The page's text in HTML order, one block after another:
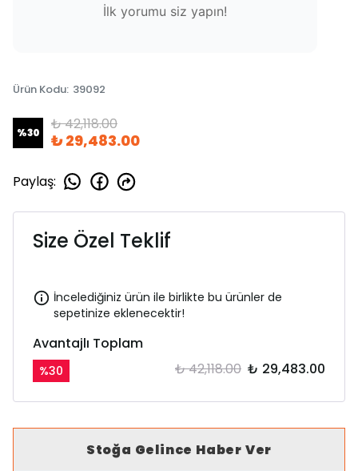
İlk yorumu siz yapın!
Ürün Kodu: 39092
%30 ₺ 42,118.00
₺ 29,483.00
Paylaş:
Size Özel Teklif
İncelediğiniz ürün ile birlikte bu ürünler de
sepetinize eklenecektir!
Avantajlı Toplam
%30 ₺ 42,118.00 ₺ 29,483.00
Stoğa Gelince Haber Ver